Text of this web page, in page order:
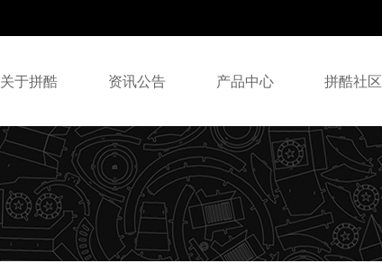
关于拼酷 资讯公告 产品中心 拼酷社区